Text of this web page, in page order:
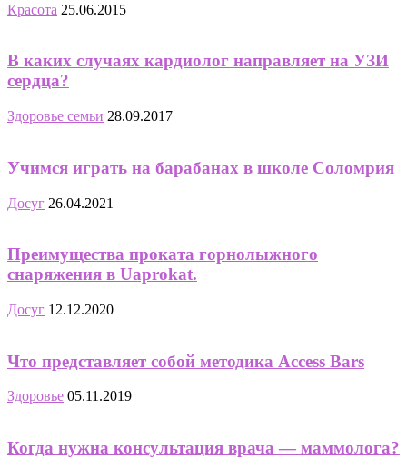
Красота 25.06.2015
В каких случаях кардиолог направляет на УЗИ
сердца?
Здоровье семьи 28.09.2017
Учимся играть на барабанах в школе Соломрия
Досуг 26.04.2021
Преимущества проката горнолыжного
снаряжения в Uaprokat.
Досуг 12.12.2020
Что представляет собой методика Access Bars
Здоровье 05.11.2019
Когда нужна консультация врача — маммолога?